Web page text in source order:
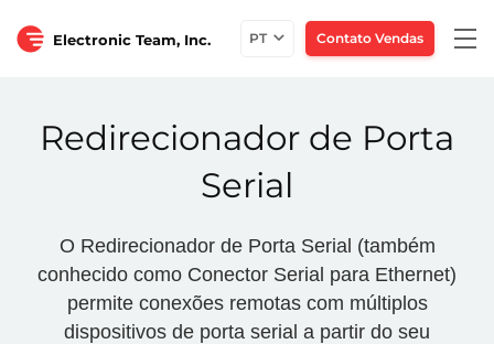
Electronic Team, Inc. PT Contato Vendas
Redirecionador de Porta
Serial
O Redirecionador de Porta Serial (também
conhecido como Conector Serial para Ethernet)
permite conexões remotas com múltiplos
dispositivos de porta serial a partir do seu